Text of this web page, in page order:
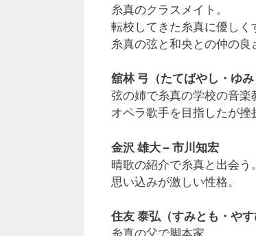
糸真のクラスメイト。
転校してきた糸真に優しく
糸真の弦と和央との仲の良
舘林 弓（たてばやし・ゆみ
弦の姉で糸真の学校の音楽
オペラ歌手を目指したが挫
金沢 雄大 – 市川知宏
晴歌の紹介で糸真と出会う。
思い込みが激しい性格。
住友 泰弘（すみとも・や